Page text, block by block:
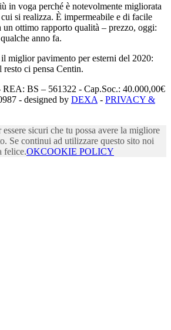
in voga perché è notevolmente migliorata
si realizza. È impermeabile e di facile
un ottimo rapporto qualità – prezzo, oggi:
anno fa.
miglior pavimento per esterni del 2020:
ci pensa Centin.
BS – 561322 - Cap.Soc.: 40.000,00€
- designed by DEXA- PRIVACY &
sicuri che tu possa avere la migliore
Se continui ad utilizzare questo sito noi
felice.OKCOOKIE POLICY